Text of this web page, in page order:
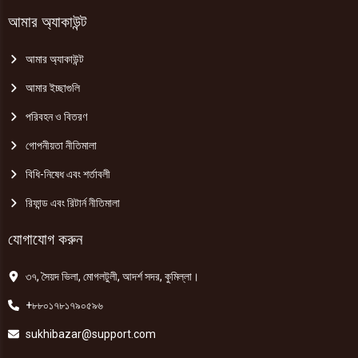
আমার অ্যাকাউন্ট
আমার অ্যাকাউন্ট
আমার ইচ্ছাগুলি
পরিবহন ও বিতরণ
গোপনীয়তা নীতিমালা
বিধি-নিষেধ এবং শর্তাবলী
রিফান্ড এবং রিটার্ন নীতিমালা
যোগাযোগ করুন
৩৭, সৈয়দ ভিলা, মোগলটুলী, আদর্শ সদর, কুমিল্লা।
+৮৮০১৭৮১৭৯০৫৯৬
sukhibazar@support.com